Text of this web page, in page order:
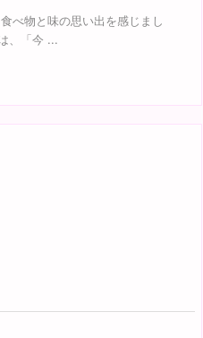
べ物と味の思い出を感じまし
、「今 ...